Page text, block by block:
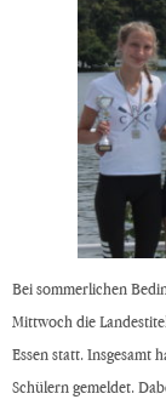
Bei sommerlichen
Mittwoch die
Essen statt. Insgesamt
Schülern gemeldet.